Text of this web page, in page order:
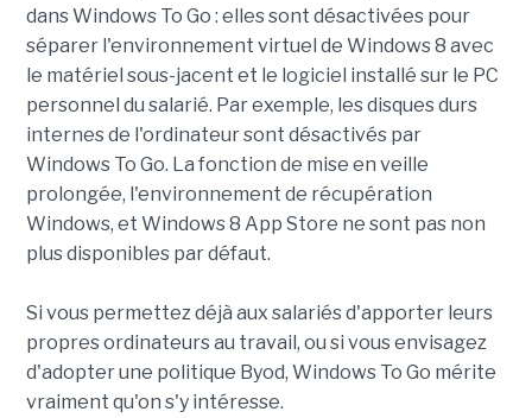
dans Windows To Go : elles sont désactivées pour
séparer l'environnement virtuel de Windows 8 avec
le matériel sous-jacent et le logiciel installé sur le PC
personnel du salarié. Par exemple, les disques durs
internes de l'ordinateur sont désactivés par
Windows To Go. La fonction de mise en veille
prolongée, l'environnement de récupération
Windows, et Windows 8 App Store ne sont pas non
plus disponibles par défaut.
Si vous permettez déjà aux salariés d'apporter leurs
propres ordinateurs au travail, ou si vous envisagez
d'adopter une politique Byod, Windows To Go mérite
vraiment qu'on s'y intéresse.